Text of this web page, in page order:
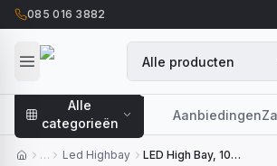
085 016 3882
Alle
categorieën
Aanbiedingen
… Led Highbay
LED High Bay, 100W, Samsung Driver, 4000K, Zwarte Behuizing